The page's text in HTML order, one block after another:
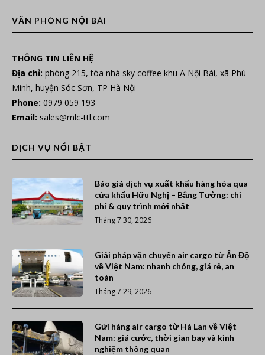
VĂN PHÒNG NỘI BÀI
THÔNG TIN LIÊN HỆ
Địa chỉ: phòng 215, tòa nhà sky coffee khu A Nội Bài, xã Phú
Minh, huyện Sóc Sơn, TP Hà Nội
Phone: 0979 059 193
Email: sales@mlc-ttl.com
DỊCH VỤ NỔI BẬT
Báo giá dịch vụ xuất khẩu hàng hóa qua
cửa khẩu Hữu Nghị – Bằng Tường: chi
phí & quy trình mới nhất
Tháng 7 30, 2026
Giải pháp vận chuyển air cargo từ Ấn Độ
về Việt Nam: nhanh chóng, giá rẻ, an
toàn
Tháng 7 29, 2026
Gửi hàng air cargo từ Hà Lan về Việt
Nam: giá cước, thời gian bay và kinh
nghiệm thông quan